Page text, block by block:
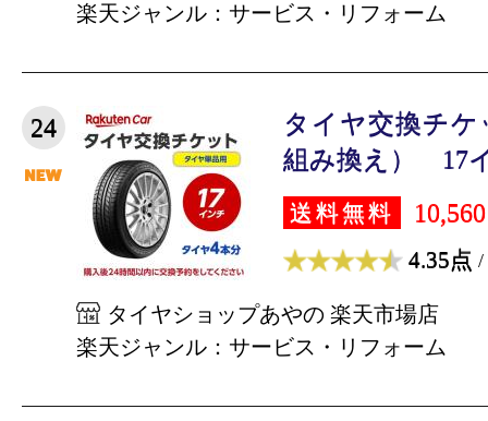
楽天ジャンル：サービス・リフォーム
24
タイヤ交換チ
組み換え） 17
送料無料
4.35点 /
タイヤショップあやの 楽天市場店
楽天ジャンル：サービス・リフォーム